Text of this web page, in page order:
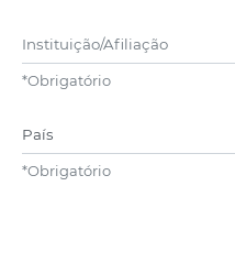
Instituição/Afiliação
*Obrigatório
País
*Obrigatório